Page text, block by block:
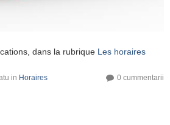
dans la rubrique Les horaires
in Horaires 0 cummentarii